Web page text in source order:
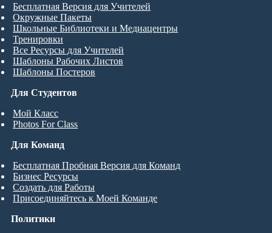
Для Студентов
Мой Класс
Photos For Class
Бесплатная Версия для Учителей
Окружные Пакеты
Школьные Библиотеки и Медиацентры
Тренировки
Все Ресурсы для Учителей
Шаблоны Рабочих Листов
Шаблоны Постеров
Для Команд
Бесплатная Пробная Версия для Команд
Бизнес Ресурсы
Создать для Работы
Присоединяйтесь к Моей Команде
Политики